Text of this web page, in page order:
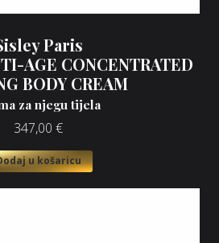
Paris
AGE CONCENTRATED
BODY CREAM
za njegu tijela
347,00 €
u košaricu